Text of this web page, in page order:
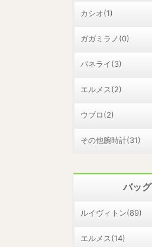
カシオ(1)
ガガミラノ(0)
パネライ(3)
エルメス(2)
ウブロ(2)
その他腕時計(31)
バッグ
ルイヴィトン(89)
エルメス(14)